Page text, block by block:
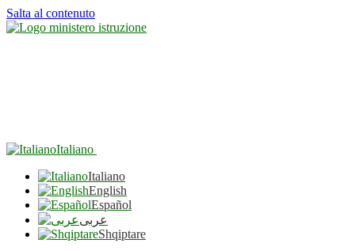
Salta al contenuto
Italiano
Italiano
English
Español
عربى
Shqiptare